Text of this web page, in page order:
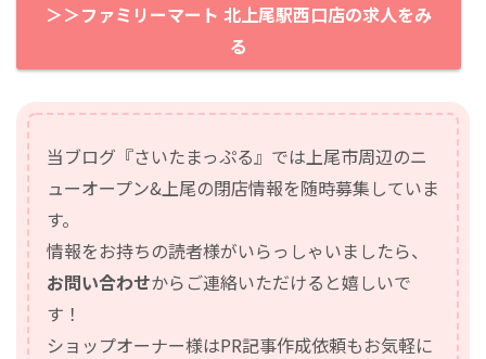
＞＞ファミリーマート 北上尾駅西口店の求人をみ
る
当ブログ『さいたまっぷる』では上尾市周辺のニ
ューオープン&上尾の閉店情報を随時募集していま
す。
情報をお持ちの読者様がいらっしゃいましたら、
お問い合わせからご連絡いただけると嬉しいで
す！
ショップオーナー様はPR記事作成依頼もお気軽に